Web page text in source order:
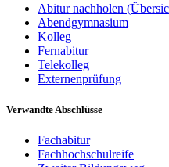
Abitur nachholen
Abendgymnasium
Kolleg
Fernabitur
Telekolleg
Externenprüfung
Verwandte Abschlüsse
Fachabitur
Fachhochschulreife